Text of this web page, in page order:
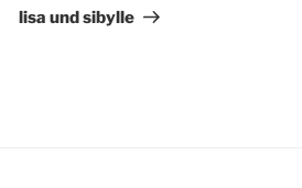
Beitrag
lisa und sibylle